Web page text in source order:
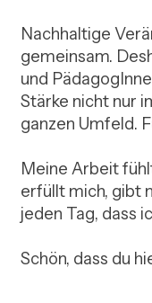
Nachhaltige
gemeinsam.
und
Stärke nicht nur
ganzen Umfeld.
Meine Arbeit
erfüllt mich, gibt
jeden Tag, dass